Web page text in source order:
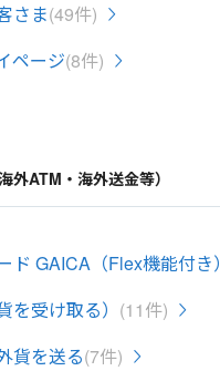
さま(49件)
ページ(8件)
外ATM・海外送金等）
ド GAICA（Flex機能付き）
を受け取る） (11件)
貨を送る(7件)